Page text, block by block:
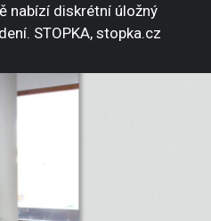
nabízí diskrétní úložný
STOPKA, stopka.cz